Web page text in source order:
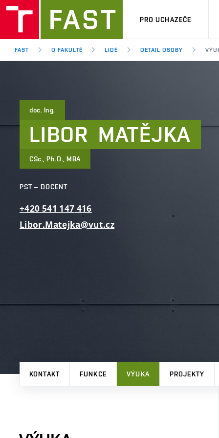
PRO UCHAZEČE
FAST O FAKULTĚ LIDÉ DETAIL OSOBY
doc. Ing.
LIBOR MATĚJKA
CSc., Ph.D., MBA
PST – DOCENT
+420 541 147 416
Libor.Matejka@vut.cz
KONTAKT FUNKCE VÝUKA PROJEKTY